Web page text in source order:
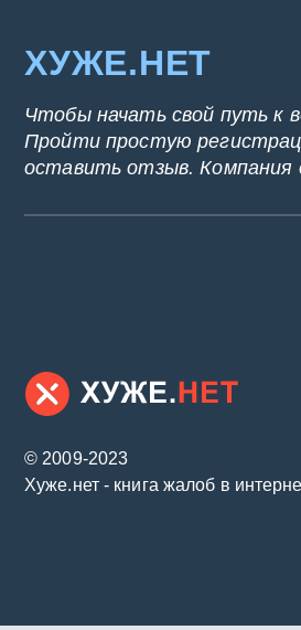
ХУЖЕ.НЕТ
Чтобы начать свой путь к
Пройти простую
оставить отзыв. Компания
© 2009-2023
Хуже.нет - книга жалоб в